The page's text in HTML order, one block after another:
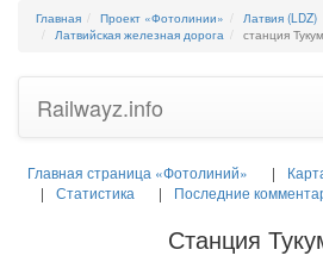
Главная Проект «Фотолинии»
Латвия (LDZ)
Латвийская железная дорога
станция
Railwayz.info
Главная страница «Фотолиний»
Статистика
Последние
Станция